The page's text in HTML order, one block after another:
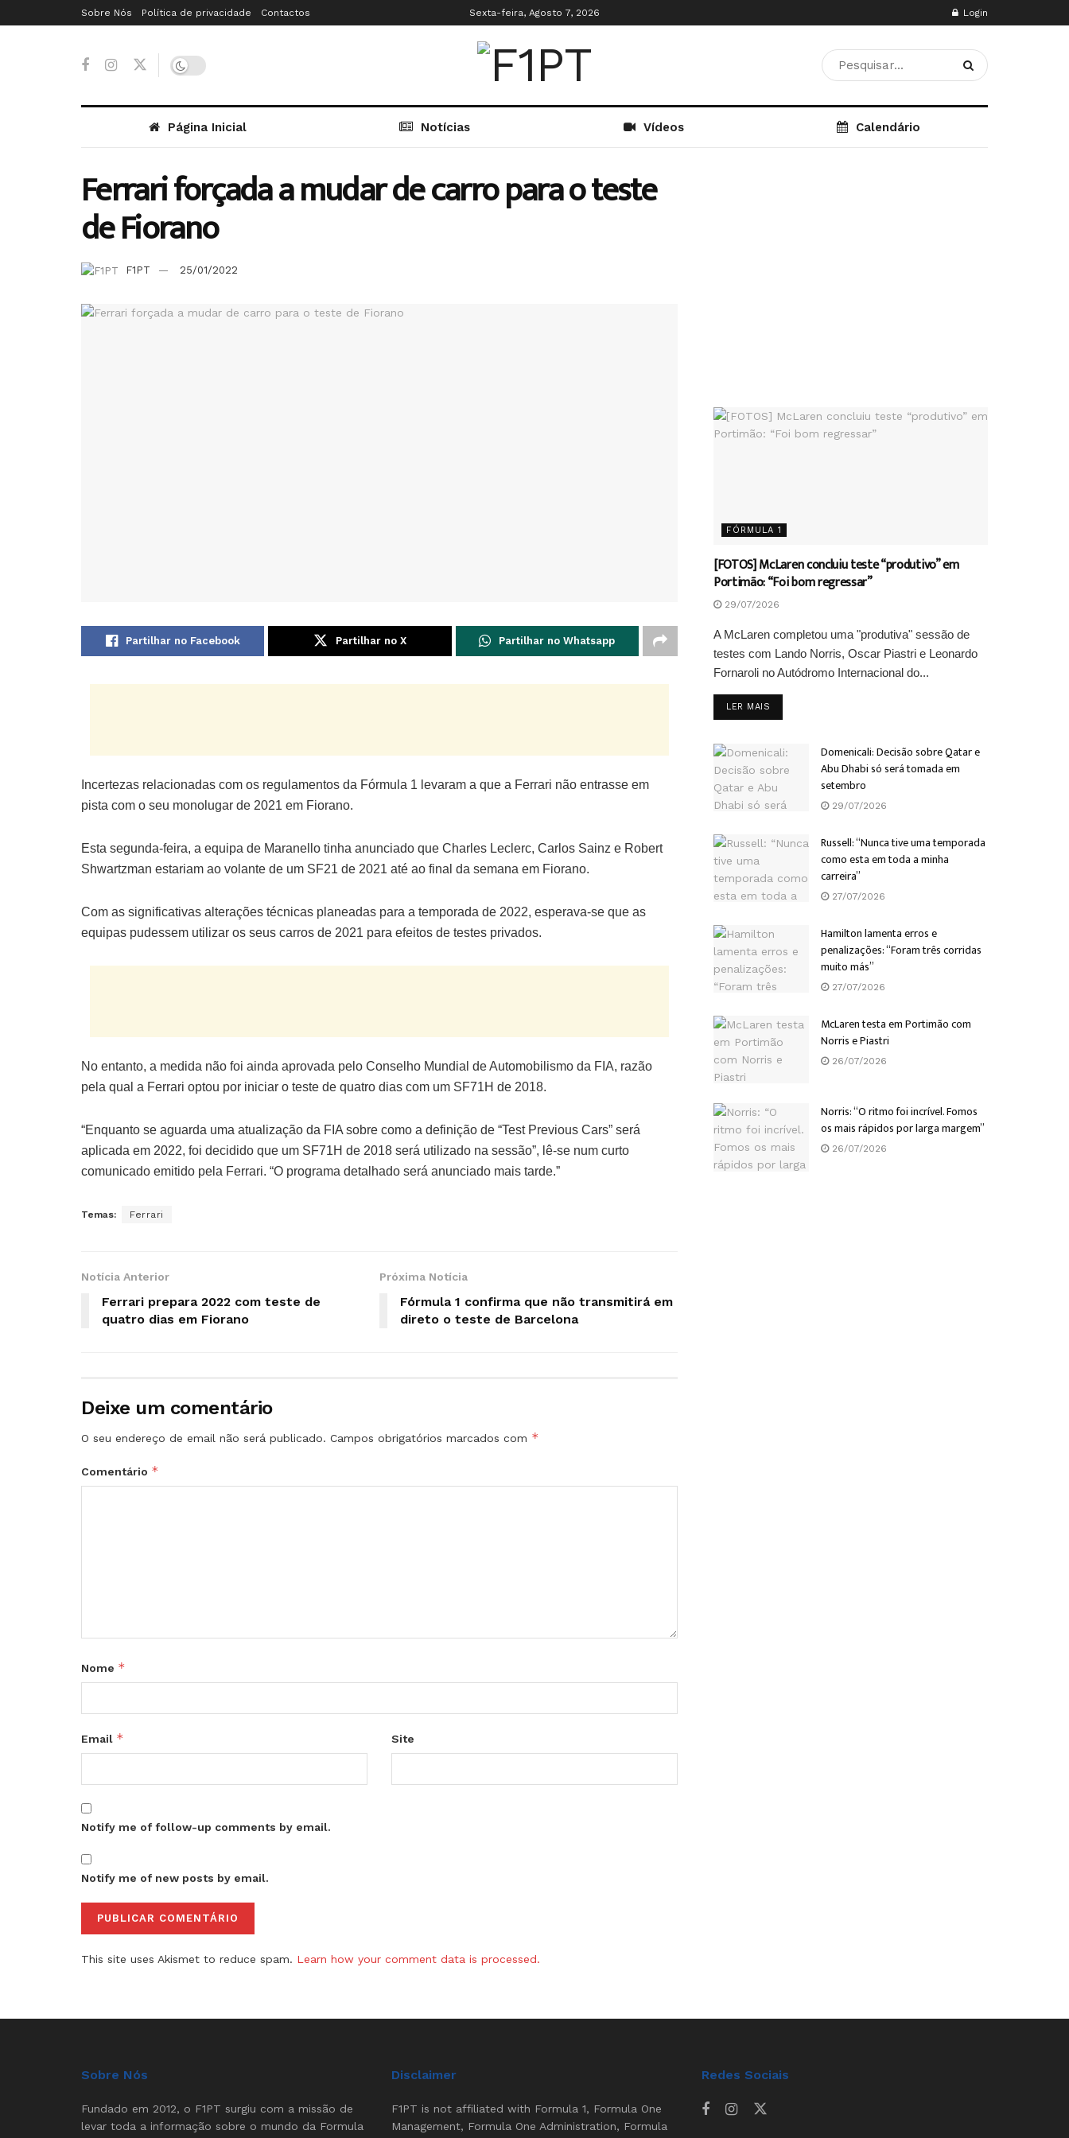
Sobre Nós Política de privacidade Contactos Sexta-feira, Agosto 7, 2026 Login
Página Inicial Notícias Vídeos Calendário
Ferrari forçada a mudar de carro para o teste
de Fiorano
F1PT 25/01/2022
Partilhar no Facebook Partilhar no X Partilhar no Whatsapp
Incertezas relacionadas com os regulamentos da Fórmula 1 levaram a que a Ferrari não entrasse em
pista com o seu monolugar de 2021 em Fiorano.
Esta segunda-feira, a equipa de Maranello tinha anunciado que Charles Leclerc, Carlos Sainz e Robert
Shwartzman estariam ao volante de um SF21 de 2021 até ao final da semana em Fiorano.
Com as significativas alterações técnicas planeadas para a temporada de 2022, esperava-se que as
equipas pudessem utilizar os seus carros de 2021 para efeitos de testes privados.
No entanto, a medida não foi ainda aprovada pelo Conselho Mundial de Automobilismo da FIA, razão
pela qual a Ferrari optou por iniciar o teste de quatro dias com um SF71H de 2018.
“Enquanto se aguarda uma atualização da FIA sobre como a definição de “Test Previous Cars” será
aplicada em 2022, foi decidido que um SF71H de 2018 será utilizado na sessão”, lê-se num curto
comunicado emitido pela Ferrari. “O programa detalhado será anunciado mais tarde.”
Temas: Ferrari
Notícia Anterior
Ferrari prepara 2022 com teste de
quatro dias em Fiorano
Próxima Notícia
Fórmula 1 confirma que não transmitirá em
direto o teste de Barcelona
Deixe um comentário
O seu endereço de email não será publicado. Campos obrigatórios marcados com *
Comentário *
Nome *
Email * Site
Notify me of follow-up comments by email.
Notify me of new posts by email.
This site uses Akismet to reduce spam. Learn how your comment data is processed.
FÓRMULA 1
[FOTOS] McLaren concluiu teste “produtivo” em
Portimão: “Foi bom regressar”
29/07/2026
A McLaren completou uma "produtiva" sessão de
testes com Lando Norris, Oscar Piastri e Leonardo
Fornaroli no Autódromo Internacional do...
LER MAIS
Domenicali: Decisão sobre Qatar e
Abu Dhabi só será tomada em
setembro
29/07/2026
Russell: “Nunca tive uma temporada
como esta em toda a minha
carreira”
27/07/2026
Hamilton lamenta erros e
penalizações: “Foram três corridas
muito más”
27/07/2026
McLaren testa em Portimão com
Norris e Piastri
26/07/2026
Norris: “O ritmo foi incrível. Fomos
os mais rápidos por larga margem”
26/07/2026
Sobre Nós
Fundado em 2012, o F1PT surgiu com a missão de
levar toda a informação sobre o mundo da Formula
Disclaimer
F1PT is not affiliated with Formula 1, Formula One
Management, Formula One Administration, Formula
Redes Sociais